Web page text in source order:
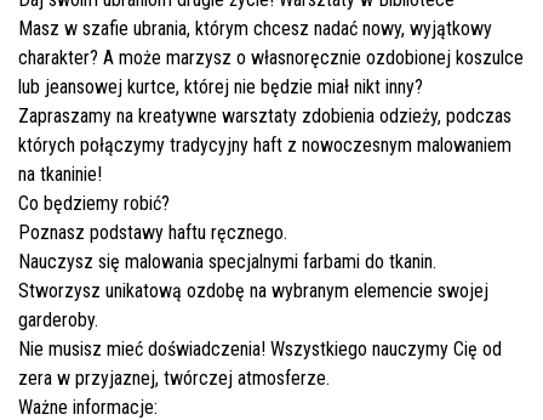
Masz w szafie ubrania, którym chcesz nadać nowy, wyjątkowy
charakter? A może marzysz o własnoręcznie ozdobionej koszulce
lub jeansowej kurtce, której nie będzie miał nikt inny?
Zapraszamy na kreatywne warsztaty zdobienia odzieży, podczas
których połączymy tradycyjny haft z nowoczesnym malowaniem
na tkaninie!
Co będziemy robić?
Poznasz podstawy haftu ręcznego.
Nauczysz się malowania specjalnymi farbami do tkanin.
Stworzysz unikatową ozdobę na wybranym elemencie swojej
garderoby.
Nie musisz mieć doświadczenia! Wszystkiego nauczymy Cię od
zera w przyjaznej, twórczej atmosferze.
Ważne informacje: